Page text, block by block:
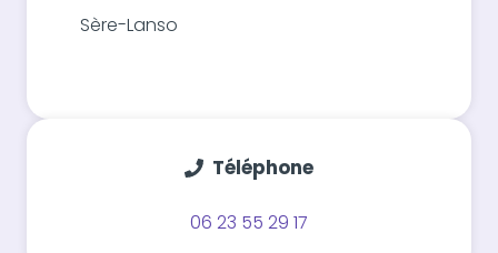
Sère-Lanso
Téléphone
06 23 55 29 17